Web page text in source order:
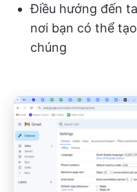
Điều hướng đến
nơi bạn có thể
chúng